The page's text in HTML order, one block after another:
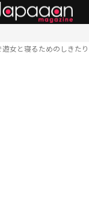
女と寝るためのしきた